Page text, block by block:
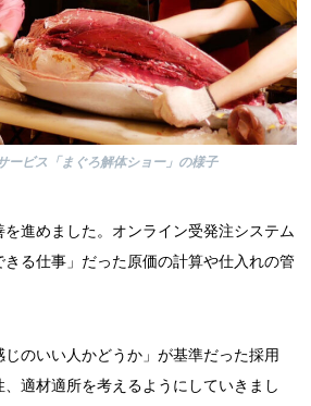
ービス「まぐろ解体ショー」の様子
進めました。オンライン受発注システム
る仕事」だった原価の計算や仕入れの管
のいい人かどうか」が基準だった採用
適材適所を考えるようにしていきまし